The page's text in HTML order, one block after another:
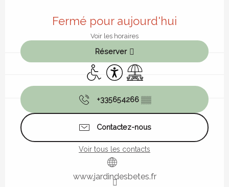
Fermé pour aujourd'hui
Voir les horaires
Réserver
Accès handicapés
AccessibilitéAire de pique nique
+335654266 ▒▒
Contactez-nous
Voir tous les contacts
www.jardindesbetes.fr